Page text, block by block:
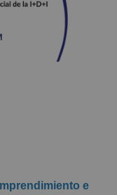
e